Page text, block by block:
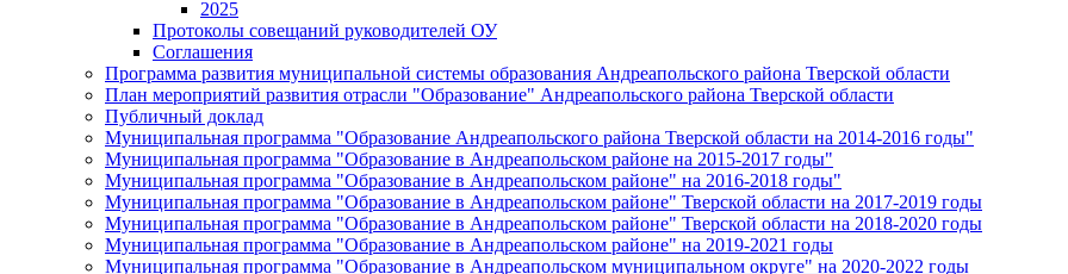
2025
Протоколы совещаний руководителей ОУ
Соглашения
Программа развития муниципальной системы образования Андреапольского района Тверской области
План мероприятий развития отрасли "Образование" Андреапольского района Тверской области
Публичный доклад
Муниципальная программа "Образование Андреапольского района Тверской области на 2014-2016 годы"
Муниципальная программа "Образование в Андреапольском районе на 2015-2017 годы"
Муниципальная программа "Образование в Андреапольском районе" на 2016-2018 годы"
Муниципальная программа "Образование в Андреапольском районе" Тверской области на 2017-2019 годы
Муниципальная программа "Образование в Андреапольском районе" Тверской области на 2018-2020 годы
Муниципальная программа "Образование в Андреапольском районе" на 2019-2021 годы
Муниципальная программа "Образование в Андреапольском муниципальном округе" на 2020-2022 годы